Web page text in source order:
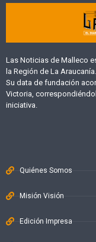
Las Noticias de Malleco
la Región de La Araucanía.
Su data de fundación
Victoria,
iniciativa.
Quiénes Somos
Misión Visión
Edición Impresa